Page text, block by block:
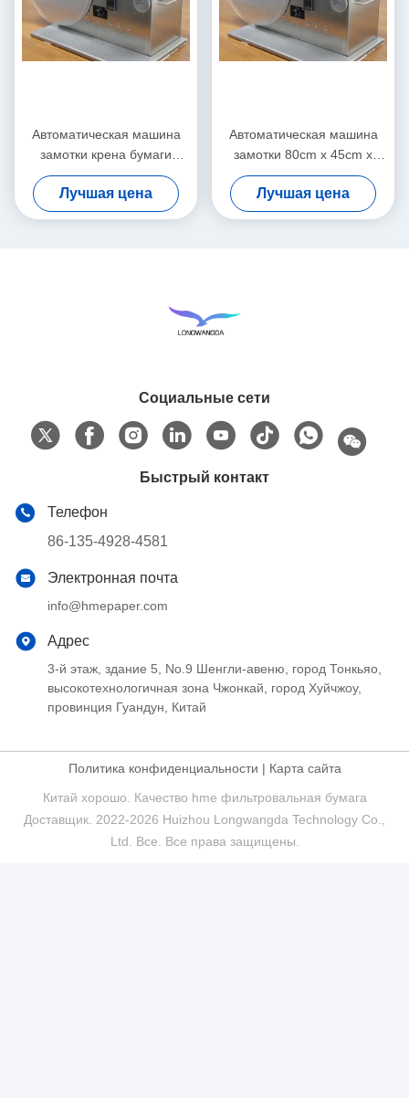
Автоматическая машина
замотки крена бумаги
машины замотки ленты
Лучшая цена
Автоматическая машина
замотки 80cm x 45cm x
55cm бумажной ленты
Лучшая цена
Социальные сети
Быстрый контакт
Телефон
86-135-4928-4581
Электронная почта
info@hmepaper.com
Адрес
3-й этаж, здание 5, No.9 Шенгли-авеню, город Тонкьяо,
высокотехнологичная зона Чжонкай, город Хуйчжоу,
провинция Гуандун, Китай
Политика конфиденциальности | Карта сайта
Китай хорошо. Качество hme фильтровальная бумага
Доставщик. 2022-2026 Huizhou Longwangda Technology Co.,
Ltd. Все. Все права защищены.